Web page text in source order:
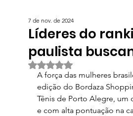
Líderes do
paulista
7 de nov. de 2024
Avaliado com NaN de 5
A força das mulheres
edição do Bordaza
Tênis de Porto Alegre,
e com alta pontuação na